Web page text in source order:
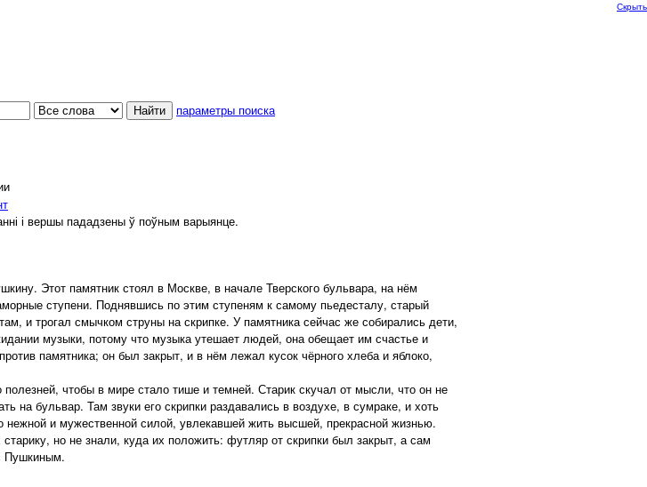
параметры поиска
Скрыть
і вершы пададзены ў поўным варыянце.
Этот памятник стоял в Москве, в начале Тверского бульвара, на нём
ступени. Поднявшись по этим ступеням к самому пьедесталу, старый
и трогал смычком струны на скрипке. У памятника сейчас же собирались дети,
музыки, потому что музыка утешает людей, она обещает им счастье и
памятника; он был закрыт, и в нём лежал кусок чёрного хлеба и яблоко,
чтобы в мире стало тише и темней. Старик скучал от мысли, что он не
на бульвар. Там звуки его скрипки раздавались в воздухе, в сумраке, и хоть
нежной и мужественной силой, увлекавшей жить высшей, прекрасной жизнью.
но не знали, куда их положить: футляр от скрипки был закрыт, а сам
Пушкиным.